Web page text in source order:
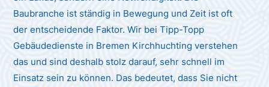
Baubranche ist ständig in Bewegung und Zeit ist oft
der entscheidende Faktor. Wir bei Tipp-Topp
Gebäudedienste in Bremen Kirchhuchting verstehen
das und sind deshalb stolz darauf, sehr schnell im
Einsatz sein zu können. Das bedeutet, dass Sie nicht